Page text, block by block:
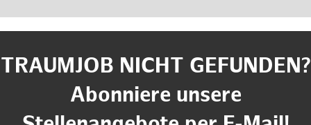
TRAUMJOB NICHT GEFUNDEN?
Abonniere unsere